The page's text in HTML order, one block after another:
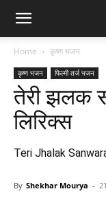
Bhajan
Lyrics
Home कृष्ण भजन
कृष्ण भजन फिल्मी तर्ज भजन
तेरी झलक
लिरिक्स
Teri Jhalak
By Shekhar Mourya -